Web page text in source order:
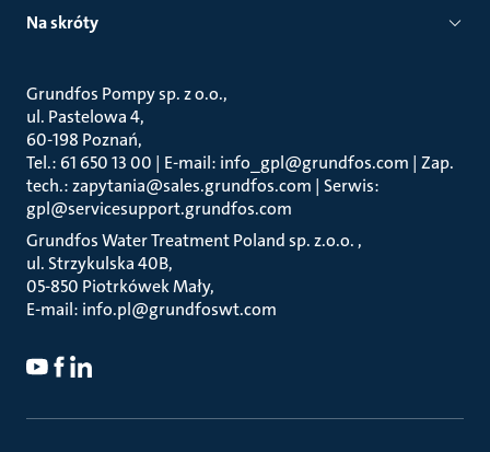
Na skróty
Grundfos Pompy sp. z o.o.
ul. Pastelowa 4
60-198 Poznań
Tel.: 61 650 13 00 | E-mail: info_gpl@grundfos.com | Zap.
tech.: zapytania@sales.grundfos.com | Serwis:
gpl@servicesupport.grundfos.com
Grundfos Water Treatment Poland sp. z.o.o.
ul. Strzykulska 40B
05-850 Piotrkówek Mały
E-mail: info.pl@grundfoswt.com